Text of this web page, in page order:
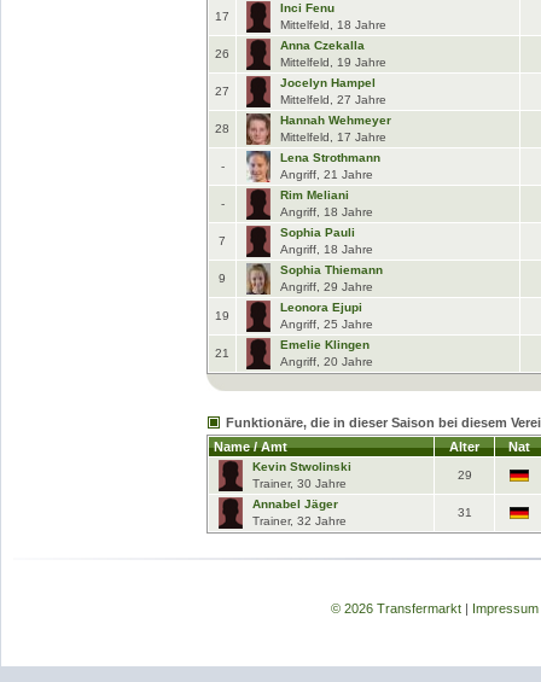
17
Inci Fenu
Mittelfeld, 18 Jahre
26
Anna Czekalla
Mittelfeld, 19 Jahre
27
Jocelyn Hampel
Mittelfeld, 27 Jahre
28
Hannah Wehmeyer
Mittelfeld, 17 Jahre
-
Lena Strothmann
Angriff, 21 Jahre
-
Rim Meliani
Angriff, 18 Jahre
7
Sophia Pauli
Angriff, 18 Jahre
9
Sophia Thiemann
Angriff, 29 Jahre
19
Leonora Ejupi
Angriff, 25 Jahre
21
Emelie Klingen
Angriff, 20 Jahre
Funktionäre, die in dieser Saison bei diesem
Name / Amt
Alter Nat
Kevin Stwolinski
Trainer, 30 Jahre
29
Annabel Jäger
Trainer, 32 Jahre
31
© 2026 Transfermarkt| Impressum